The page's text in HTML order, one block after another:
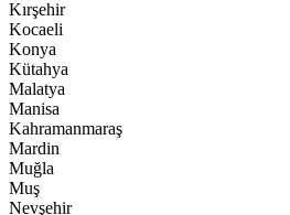
Kırşehir
Kocaeli
Konya
Kütahya
Malatya
Manisa
Kahramanmaraş
Mardin
Muğla
Muş
Nevşehir